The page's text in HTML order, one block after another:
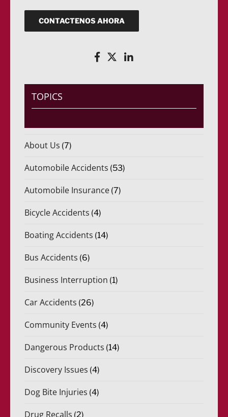
c
r
*
u
r
CONTACTENOS AHORA
TOPICS
About Us (7)
Automobile Accidents (53)
Automobile Insurance (7)
Bicycle Accidents (4)
Boating Accidents (14)
Bus Accidents (6)
Business Interruption (1)
Car Accidents (26)
Community Events (4)
Dangerous Products (14)
Discovery Issues (4)
Dog Bite Injuries (4)
Drug Recalls (2)